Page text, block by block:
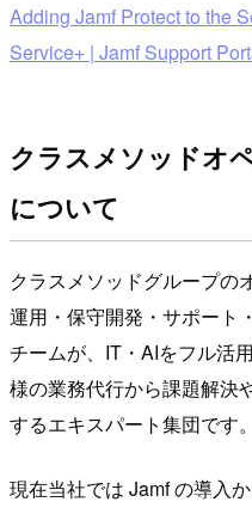
Adding Jamf Protect to the
Service+ | Jamf Support
クラスメソッドオ
について
クラスメソッドグループの
運用・保守開発・サポート
チームが、IT・AIをフル活
様の業務代行から課題解決
するエキスパート集団です。
現在当社では Jamf の導入